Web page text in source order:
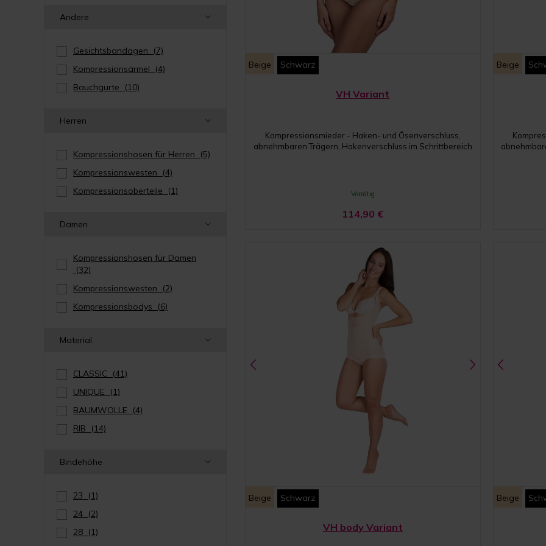
Andere
Gesichtsbandagen
(7)
Kompressionsärmel
(4)
Bauchgurte
(10)
Herren
Kompressionshosen für Herren
(5)
Kompressionswesten
(4)
Kompressionsoberteile
(1)
Damen
Kompressionshosen für Damen
(32)
Kompressionswesten
(2)
Kompressionsbodys
(6)
Material
CLASSIC (41)
UNIQUE
(1)
BAUMWOLLE
(4)
RIB
(14)
Bindehöhe
23
(1)
24 (2)
28 (1)
Beige Schwarz
VH Variant
Kompressionsmieder - Haken- und Ösenverschluss,
abnehmbaren Trägern, Hakenverschluss im Schrittbereich
Vorrätig
114,90 €
Beige
Beige Schwarz
VH body Variant
Beige